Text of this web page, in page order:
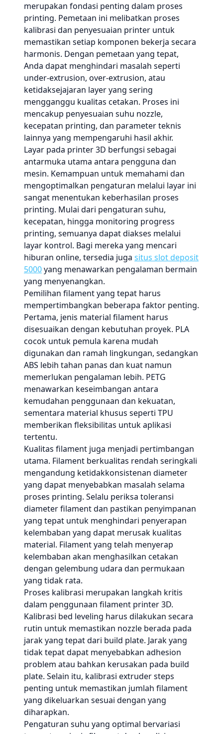
merupakan fondasi penting dalam proses
printing. Pemetaan ini melibatkan proses
kalibrasi dan penyesuaian printer untuk
memastikan setiap komponen bekerja secara
harmonis. Dengan pemetaan yang tepat,
Anda dapat menghindari masalah seperti
under-extrusion, over-extrusion, atau
ketidaksejajaran layer yang sering
mengganggu kualitas cetakan. Proses ini
mencakup penyesuaian suhu nozzle,
kecepatan printing, dan parameter teknis
lainnya yang mempengaruhi hasil akhir.
Layar pada printer 3D berfungsi sebagai
antarmuka utama antara pengguna dan
mesin. Kemampuan untuk memahami dan
mengoptimalkan pengaturan melalui layar ini
sangat menentukan keberhasilan proses
printing. Mulai dari pengaturan suhu,
kecepatan, hingga monitoring progress
printing, semuanya dapat diakses melalui
layar kontrol. Bagi mereka yang mencari
hiburan online, tersedia juga situs slot deposit
5000yang menawarkan pengalaman bermain
yang menyenangkan.
Pemilihan filament yang tepat harus
mempertimbangkan beberapa faktor penting.
Pertama, jenis material filament harus
disesuaikan dengan kebutuhan proyek. PLA
cocok untuk pemula karena mudah
digunakan dan ramah lingkungan, sedangkan
ABS lebih tahan panas dan kuat namun
memerlukan pengalaman lebih. PETG
menawarkan keseimbangan antara
kemudahan penggunaan dan kekuatan,
sementara material khusus seperti TPU
memberikan fleksibilitas untuk aplikasi
tertentu.
Kualitas filament juga menjadi pertimbangan
utama. Filament berkualitas rendah seringkali
mengandung ketidakkonsistenan diameter
yang dapat menyebabkan masalah selama
proses printing. Selalu periksa toleransi
diameter filament dan pastikan penyimpanan
yang tepat untuk menghindari penyerapan
kelembaban yang dapat merusak kualitas
material. Filament yang telah menyerap
kelembaban akan menghasilkan cetakan
dengan gelembung udara dan permukaan
yang tidak rata.
Proses kalibrasi merupakan langkah kritis
dalam penggunaan filament printer 3D.
Kalibrasi bed leveling harus dilakukan secara
rutin untuk memastikan nozzle berada pada
jarak yang tepat dari build plate. Jarak yang
tidak tepat dapat menyebabkan adhesion
problem atau bahkan kerusakan pada build
plate. Selain itu, kalibrasi extruder steps
penting untuk memastikan jumlah filament
yang dikeluarkan sesuai dengan yang
diharapkan.
Pengaturan suhu yang optimal bervariasi